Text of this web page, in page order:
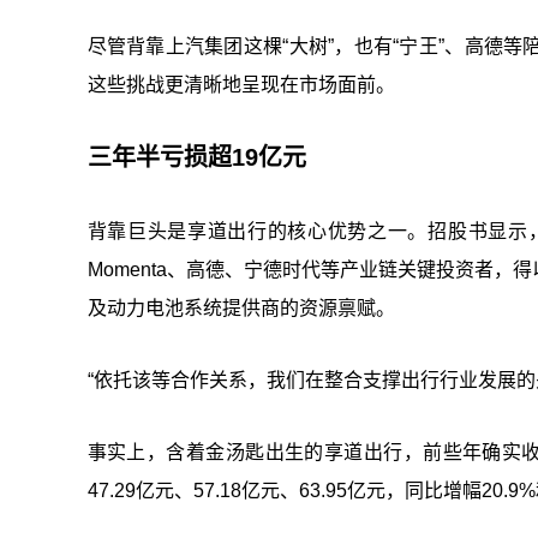
尽管背靠上汽集团这棵“大树”，也有“宁王”、高德
这些挑战更清晰地呈现在市场面前。
三年半亏损超19亿元
背靠巨头是享道出行的核心优势之一。招股书显
Momenta、高德、宁德时代等产业链关键投资者，
及动力电池系统提供商的资源禀赋。
“依托该等合作关系，我们在整合支撑出行行业发展
事实上，含着金汤匙出生的享道出行，前些年确实
47.29亿元、57.18亿元、63.95亿元，同比增幅